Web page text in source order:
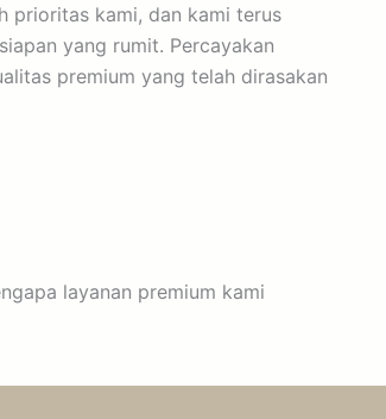
prioritas kami, dan kami terus
yang rumit. Percayakan
premium yang telah dirasakan
layanan premium kami